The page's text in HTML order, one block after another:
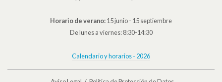
Horario de verano:15 junio - 15 septiembre
De lunes a viernes: 8:30-14:30
Calendario y horarios - 2026